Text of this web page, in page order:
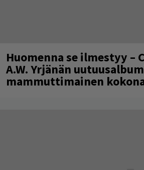
Huomenna se ilmestyy –
A.W. Yrjänän
mammuttimainen